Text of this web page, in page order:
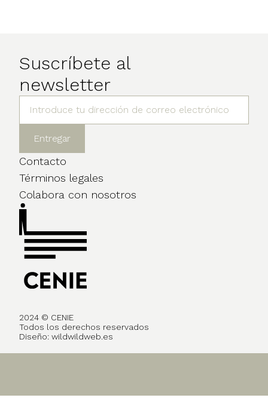
Suscríbete al
newsletter
Contacto
Términos legales
Colabora con nosotros
2024 © CENIE
Todos los derechos reservados
Diseño: wildwildweb.es